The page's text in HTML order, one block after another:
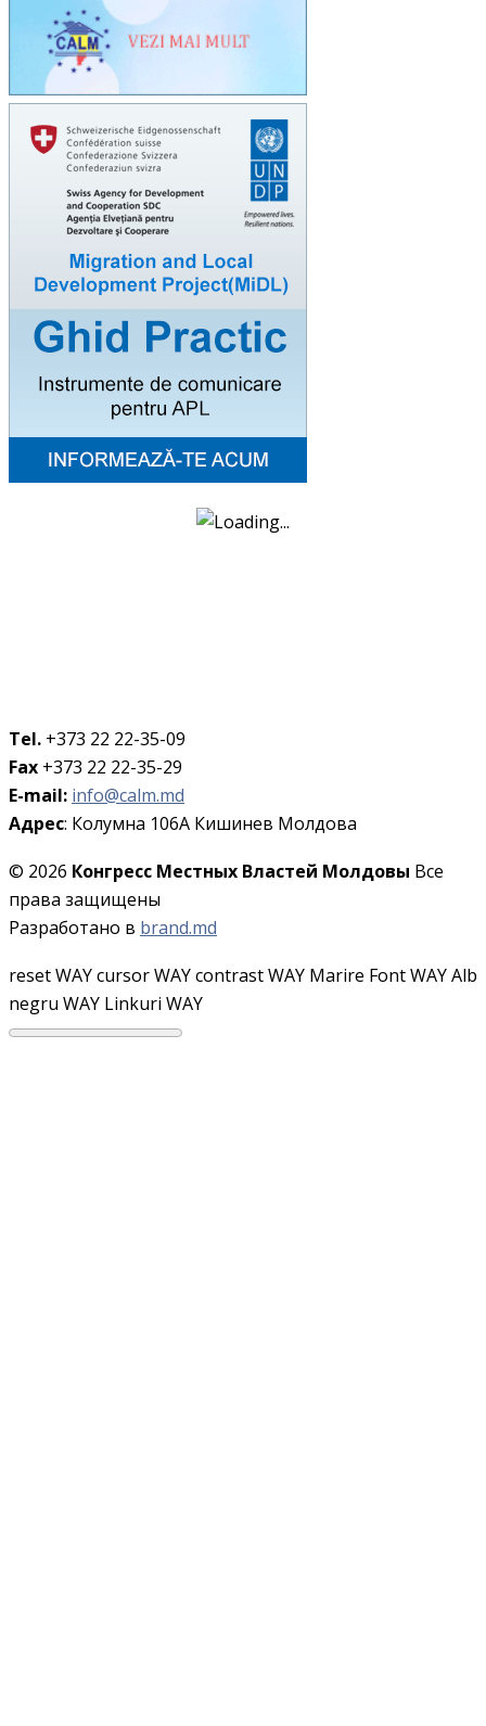
Tel. +373 22 22-35-09
Fax +373 22 22-35-29
E-mail: info@calm.md
Адрес: Колумна 106A Кишинев Молдова
© 2026 Конгресс Местных Властей Молдовы Все
права защищены
Разработано в brand.md
reset WAYcursor WAYcontrast WAY Marire Font WAYAlb
negru WAY Linkuri WAY